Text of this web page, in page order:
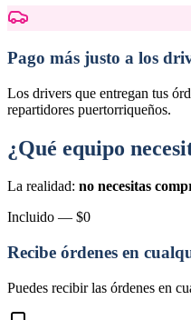
Pago más justo a los
Los drivers que entregan tus
repartidores puertorriqueños.
¿Qué equipo
La realidad: no necesitas
Incluido — $0
Recibe órdenes en
Puedes recibir las órdenes en